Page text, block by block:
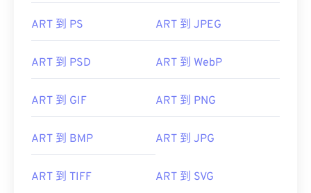
ART 到 PS ART 到 JPEG
ART 到 PSD ART 到 WebP
ART 到 GIF ART 到 PNG
ART 到 BMP ART 到 JPG
ART 到 TIFF ART 到 SVG